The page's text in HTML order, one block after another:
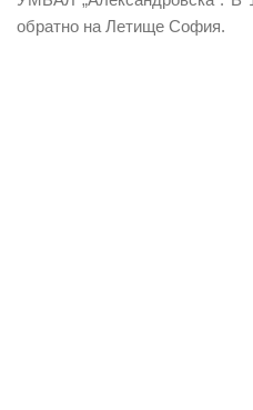
обратно на Летище София.